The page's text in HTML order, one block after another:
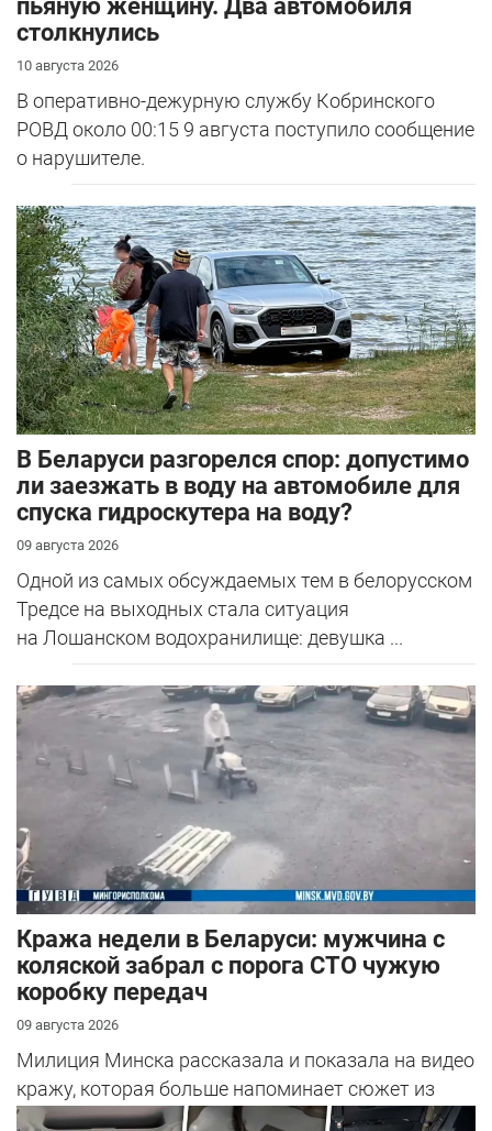
пьяную женщину. Два автомобиля
столкнулись
10 августа 2026
В оперативно-дежурную службу Кобринского
РОВД около 00:15 9 августа поступило сообщение
о нарушителе.
В Беларуси разгорелся спор: допустимо
ли заезжать в воду на автомобиле для
спуска гидроскутера на воду?
09 августа 2026
Одной из самых обсуждаемых тем в белорусском
Тредсе на выходных стала ситуация
на Лошанском водохранилище: девушка ...
Кража недели в Беларуси: мужчина с
коляской забрал с порога СТО чужую
коробку передач
09 августа 2026
Милиция Минска рассказала и показала на видео
кражу, которая больше напоминает сюжет из
фильма, чем реальную историю. Вс...